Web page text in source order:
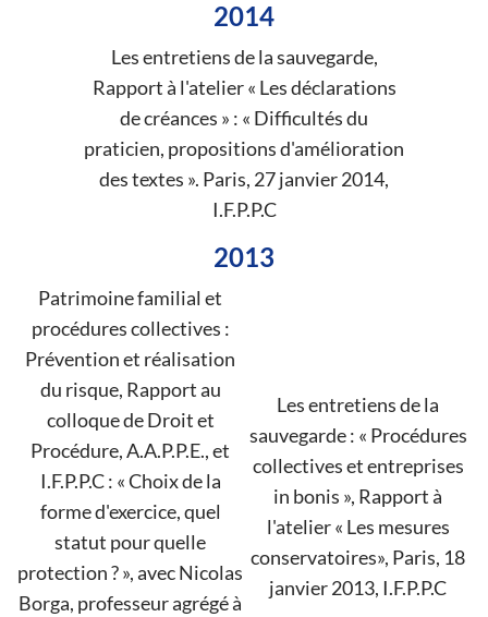
2014
Les entretiens de la sauvegarde,
Rapport à l'atelier « Les déclarations
de créances » : « Difficultés du
praticien, propositions d'amélioration
des textes ». Paris, 27 janvier 2014,
I.F.P.P.C
2013
Patrimoine familial et
procédures collectives :
Prévention et réalisation
du risque, Rapport au
colloque de Droit et
Procédure, A.A.P.P.E., et
I.F.P.P.C : « Choix de la
forme d'exercice, quel
statut pour quelle
protection ? », avec Nicolas
Borga, professeur agrégé à
Les entretiens de la
sauvegarde : « Procédures
collectives et entreprises
in bonis », Rapport à
l'atelier « Les mesures
conservatoires», Paris, 18
janvier 2013, I.F.P.P.C